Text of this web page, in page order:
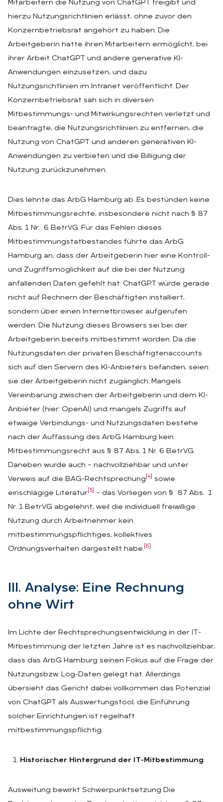
Mitarbeitern die Nutzung von ChatGPT freigibt und
hierzu Nutzungsrichtlinien erlässt, ohne zuvor den
Konzernbetriebsrat angehört zu haben. Die
Arbeitgeberin hatte ihren Mitarbeitern ermöglicht, bei
ihrer Arbeit ChatGPT und andere generative KI-
Anwendungen einzusetzen, und dazu
Nutzungsrichtlinien im Intranet veröffentlicht. Der
Konzernbetriebsrat sah sich in diversen
Mitbestimmungs- und Mitwirkungsrechten verletzt und
beantragte, die Nutzungsrichtlinien zu entfernen, die
Nutzung von ChatGPT und anderen generativen KI-
Anwendungen zu verbieten und die Billigung der
Nutzung zurückzunehmen.
Dies lehnte das ArbG Hamburg ab. Es bestünden keine
Mitbestimmungsrechte, insbesondere nicht nach § 87
Abs. 1 Nr. 6 BetrVG. Für das Fehlen dieses
Mitbestimmungstatbestandes führte das ArbG
Hamburg an, dass der Arbeitgeberin hier eine Kontroll-
und Zugriffsmöglichkeit auf die bei der Nutzung
anfallenden Daten gefehlt hat: ChatGPT würde gerade
nicht auf Rechnern der Beschäftigten installiert,
sondern über einen Internetbrowser aufgerufen
werden. Die Nutzung dieses Browsers sei bei der
Arbeitgeberin bereits mitbestimmt worden. Da die
Nutzungsdaten der privaten Beschäftigtenaccounts
sich auf den Servern des KI-Anbieters befanden, seien
sie der Arbeitgeberin nicht zugänglich. Mangels
Vereinbarung zwischen der Arbeitgeberin und dem KI-
Anbieter (hier: OpenAI) und mangels Zugriffs auf
etwaige Verbindungs- und Nutzungsdaten bestehe
nach der Auffassung des ArbG Hamburg kein
Mitbestimmungsrecht aus § 87 Abs. 1 Nr. 6 BetrVG.
Daneben wurde auch – nachvollziehbar und unter
Verweis auf die BAG-Rechtsprechung [4]
sowie
einschlägige Literatur [5]
– das Vorliegen von § 87 Abs. 1
Nr. 1 BetrVG abgelehnt, weil die individuell freiwillige
Nutzung durch Arbeitnehmer kein
mitbestimmungspflichtiges, kollektives
Ordnungsverhalten dargestellt habe. [6]
III. Ana­ly­se: Eine Rech­nung
ohne Wirt
Im Lichte der Rechtsprechungsentwicklung in der IT-
Mitbestimmung der letzten Jahre ist es nachvollziehbar,
dass das ArbG Hamburg seinen Fokus auf die Frage der
Nutzungsbzw. Log-Daten gelegt hat. Allerdings
übersieht das Gericht dabei vollkommen das Potenzial
von ChatGPT als Auswertungstool; die Einführung
solcher Einrichtungen ist regelhaft
mitbestimmungspflichtig.
Historischer Hintergrund der IT-Mitbestimmung:
Ausweitung bewirkt Schwerpunktsetzung Die